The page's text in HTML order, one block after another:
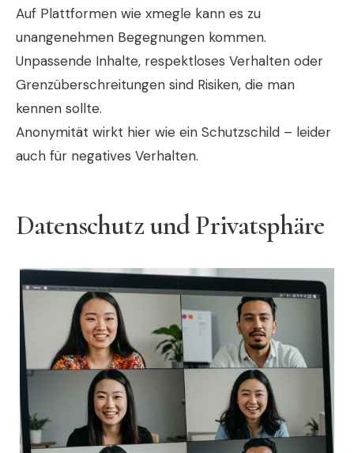
Auf Plattformen wie xmegle kann es zu
unangenehmen Begegnungen kommen.
Unpassende Inhalte, respektloses Verhalten oder
Grenzüberschreitungen sind Risiken, die man
kennen sollte.
Anonymität wirkt hier wie ein Schutzschild – leider
auch für negatives Verhalten.
Datenschutz und Privatsphäre